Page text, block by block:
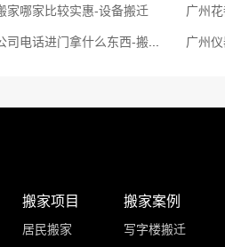
家哪家比较实惠-设备搬迁 广州
广州增城搬屋公司电话进门拿什么东西-搬办公桌 广州
搬家项目
居民搬家
搬家案例
写字楼搬迁